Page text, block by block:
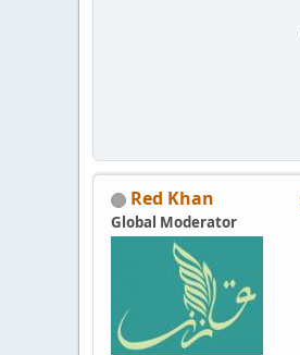
Red Khan
Global Moderator